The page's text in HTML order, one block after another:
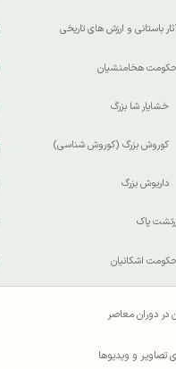
باستانی و ارزش های تاریخی
هخامنشیان
خشایار شا بزرگ
کوروش بزرگ (کوروش شناسی)
داریوش بزرگ
پاک
اشکانیان
در دوران معاصر
تصاویر و ویدیوها